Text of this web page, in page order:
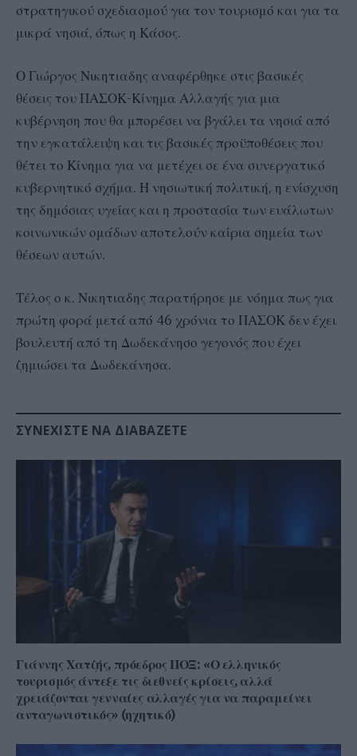
στρατηγικού σχεδιασμού για τον τουρισμό και για τα
μικρά νησιά, όπως η Κάσος.
Ο Γιώργος Νικητιαδης αναφέρθηκε στις βασικές
θέσεις του ΠΑΣΟΚ-Κίνημα Αλλαγής για μια
κυβέρνηση που θα μπορέσει να βγάλει τα νησιά από
την εγκατάλειψη και τις βασικές προϋποθέσεις που
θέτει το Κίνημα για να μετέχει σε ένα συνεργατικό
κυβερνητικό σχήμα. Η νησιωτική πολιτική, η ενίσχυση
της δημόσιας υγείας και η προστασία των ευάλωτων
κοινωνικών ομάδων αποτελούν καίρια σημεία των
θέσεων αυτών.
Τέλος ο κ. Νικητιαδης παρατήρησε με νόημα πως για
πρώτη φορά μετά από 46 χρόνια το ΠΑΣΟΚ δεν έχει
βουλευτή από τη Δωδεκάνησο γεγονός που έχει
ζημιώσει τα Δωδεκάνησα.
ΣΥΝΕΧΊΣΤΕ ΝΑ ΔΙΑΒΆΖΕΤΕ
Γιάννης Χατζής, πρόεδρος ΠΟΞ: «Ο ελληνικός
τουρισμός άντεξε τις διεθνείς κρίσεις, αλλά
χρειάζονται γενναίες αλλαγές για να παραμείνει
ανταγωνιστικός» (ηχητικό)